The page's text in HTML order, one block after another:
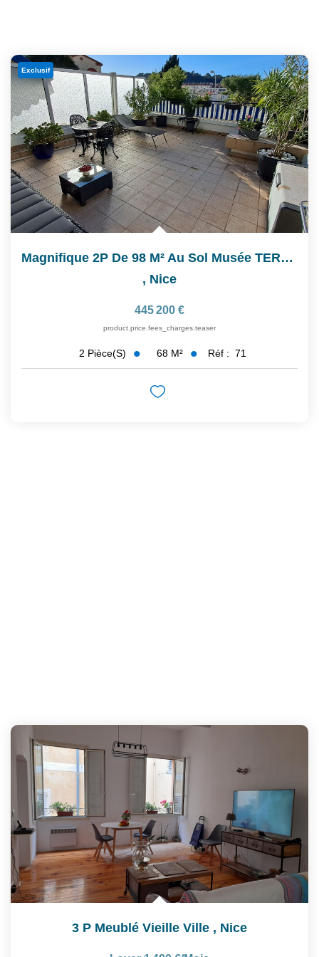
Exclusif
Magnifique 2P De 98 M² Au Sol Musée TERRA AMATA
, Nice
445 200 €
product.price.fees_charges.teaser
2 Pièce(s) 68 M² Réf : 71
3 P Meublé Vieille Ville , Nice